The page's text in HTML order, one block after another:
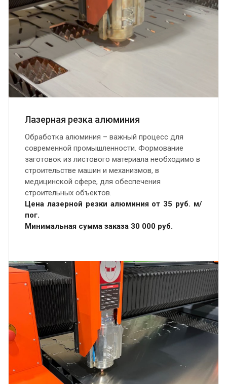
Лазерная резка алюминия
Обработка алюминия – важный процесс для
современной промышленности. Формование
заготовок из листового материала необходимо в
строительстве машин и механизмов, в
медицинской сфере, для обеспечения
строительных объектов.
Цена лазерной резки алюминия от 35 руб. м/
пог.
Минимальная сумма заказа 30 000 руб.